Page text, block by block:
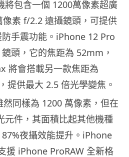
將包含一個 1200萬像素超廣
素 f/2.2 遠攝鏡頭，可提供
手震功能。iPhone 12 Pro
頭，它的焦距為 52mm，
將會搭載另一款焦距為
提供最大 2.5 倍光學變焦。
同樣為 1200 萬像素，但在
元件，其面積比起其他機種
夜攝效能提升。iPhone
援 iPhone ProRAW 全新格